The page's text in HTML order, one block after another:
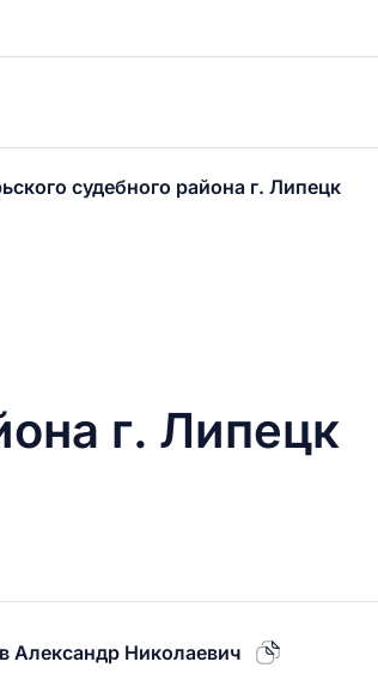
судебного района г. Липецк
г. Липецк
Александр Николаевич